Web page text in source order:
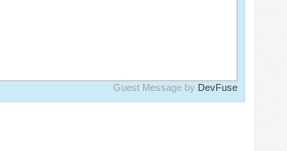
Guest Message by DevFuse